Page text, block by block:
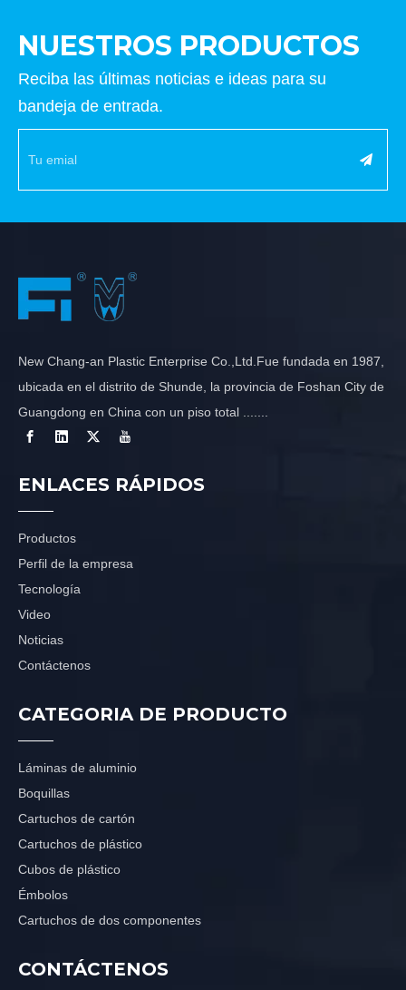
NUESTROS PRODUCTOS
Reciba las últimas noticias e ideas para su
bandeja de entrada.
New Chang-an Plastic Enterprise Co.,Ltd.Fue fundada en 1987,
ubicada en el distrito de Shunde, la provincia de Foshan City de
Guangdong en China con un piso total .......
ENLACES RÁPIDOS
Productos
Perfil de la empresa
Tecnología
Video
Noticias
Contáctenos
CATEGORIA DE PRODUCTO
Láminas de aluminio
Boquillas
Cartuchos de cartón
Cartuchos de plástico
Cubos de plástico
Émbolos
Cartuchos de dos componentes
CONTÁCTENOS